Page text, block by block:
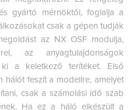
gyártó mérnöktől, foglalja a
csak a gépen tudják
az NX OSF modulja,
az anyagtulajdonságok
ki a keletkező terítéket. Első
hálót feszít a modellre, amelyet
csak a számolási idő szab
Ha ez a háló elkészült a